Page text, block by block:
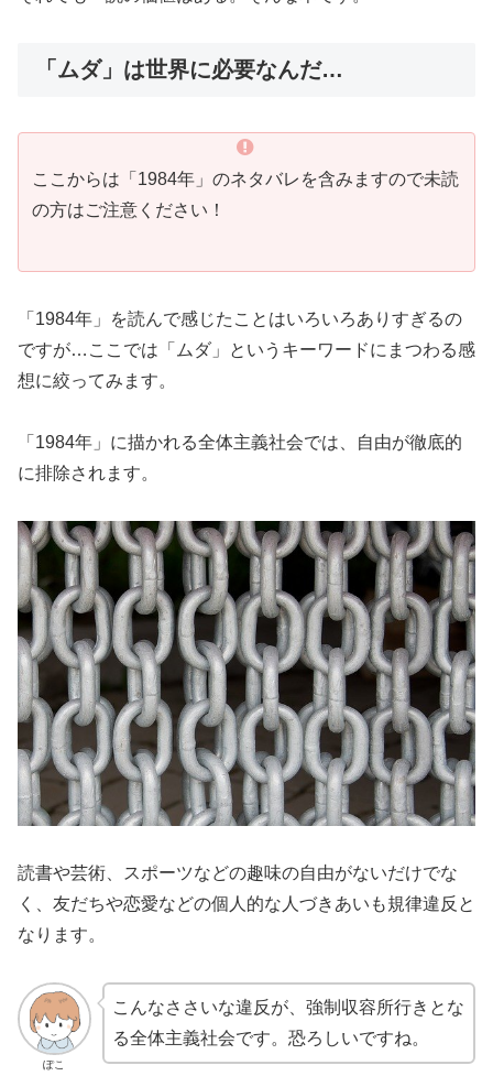
「ムダ」は世界に必要なんだ…
ここからは「1984年」のネタバレを含みますので未読
の方はご注意ください！
「1984年」を読んで感じたことはいろいろありすぎるの
ですが…ここでは「ムダ」というキーワードにまつわる感
想に絞ってみます。
「1984年」に描かれる全体主義社会では、自由が徹底的
に排除されます。
読書や芸術、スポーツなどの趣味の自由がないだけでな
く、友だちや恋愛などの個人的な人づきあいも規律違反と
なります。
ぽこ
こんなささいな違反が、強制収容所行きとな
る全体主義社会です。恐ろしいですね。